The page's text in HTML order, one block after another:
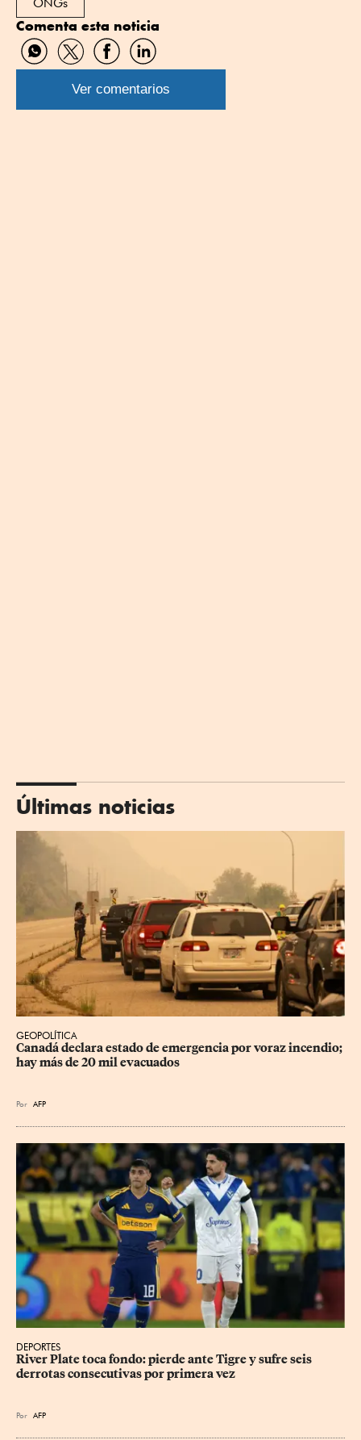
ONGs
Comenta esta noticia
Compartir
por
WhatsApp
Compartir
por
Twitter
Compartir
por
Facebook
Compartir
por
Linkedin
Ver comentarios
Últimas noticias
GEOPOLÍTICA
Canadá declara estado de emergencia por voraz incendio;
hay más de 20 mil evacuados
Por AFP
DEPORTES
River Plate toca fondo: pierde ante Tigre y sufre seis
derrotas consecutivas por primera vez
Por AFP